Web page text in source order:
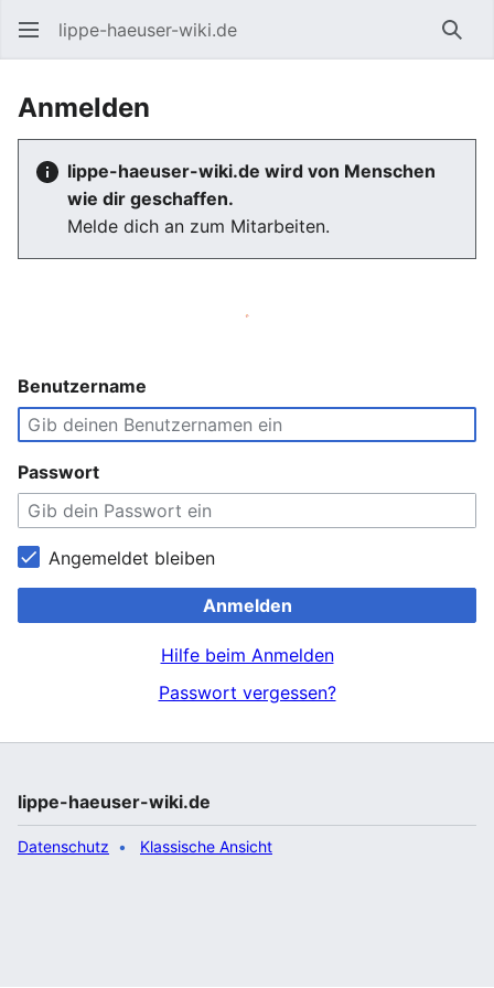
lippe-haeuser-wiki.de
Anmelden
lippe-haeuser-wiki.de wird von Menschen
wie dir geschaffen.
Melde dich an zum Mitarbeiten.
Benutzername
Passwort
Angemeldet bleiben
Anmelden
Hilfe beim Anmelden
Passwort vergessen?
lippe-haeuser-wiki.de
Datenschutz Klassische Ansicht